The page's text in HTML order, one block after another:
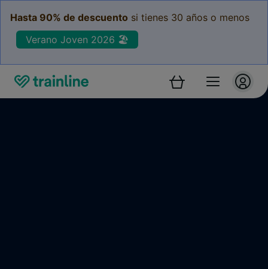
Hasta 90% de descuento si tienes 30 años o menos
Verano Joven 2026 🏖️